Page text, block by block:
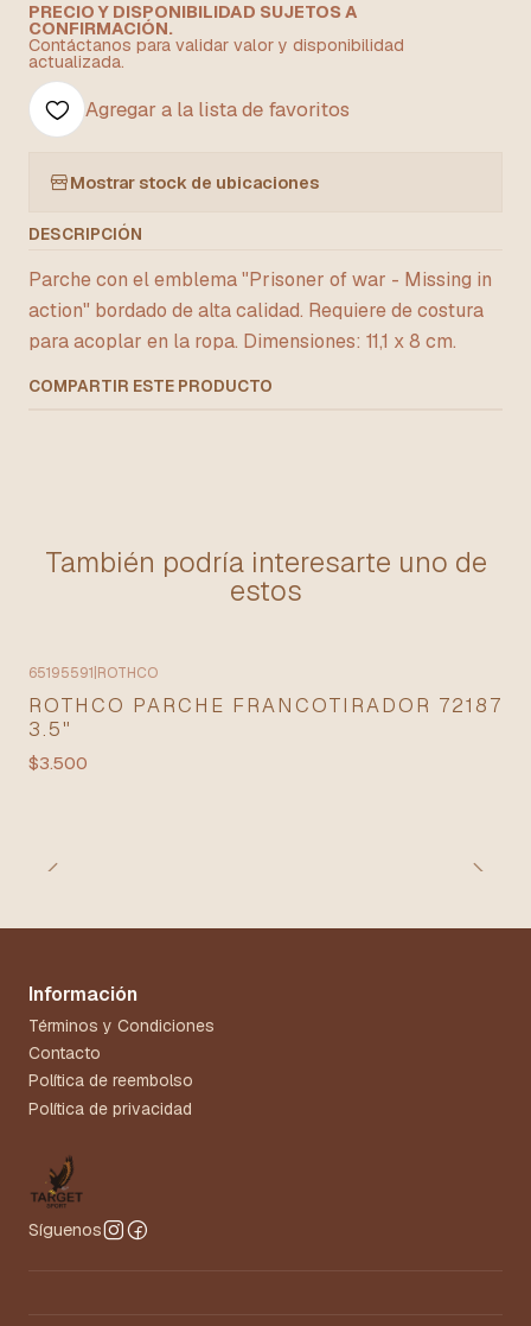
PRECIO Y DISPONIBILIDAD SUJETOS A
CONFIRMACIÓN.
Contáctanos para validar valor y disponibilidad
actualizada.
Agregar a la lista de favoritos
Mostrar stock de ubicaciones
DESCRIPCIÓN
Parche con el emblema "Prisoner of war - Missing in
action" bordado de alta calidad. Requiere de costura
para acoplar en la ropa. Dimensiones: 11,1 x 8 cm.
COMPARTIR ESTE PRODUCTO
También podría interesarte uno de
estos
65195591 ROTHCO
ROTHCO PARCHE FRANCOTIRADOR 72187
3.5"
$3.500
Información
Términos y Condiciones
Contacto
Política de reembolso
Política de privacidad
Síguenos